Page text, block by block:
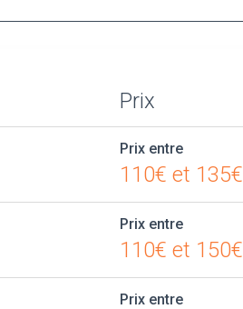
Prix
Prix entre
110€ et 135€
Prix entre
110€ et 150€
Prix entre